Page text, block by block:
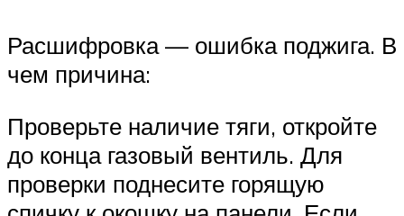
Расшифровка — ошибка поджига. В
чем причина:
Проверьте наличие тяги, откройте
до конца газовый вентиль. Для
проверки поднесите горящую